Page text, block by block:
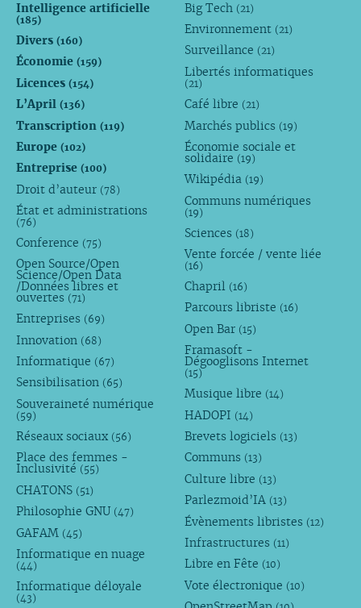
Intelligence artificielle
(185)
Divers (160)
Économie (159)
Licences (154)
L’April (136)
Transcription (119)
Europe (102)
Entreprise (100)
Droit d’auteur (78)
État et administrations
(76)
Conference (75)
Open Source/Open
Science/Open Data
/Données libres et
ouvertes (71)
Entreprises (69)
Innovation (68)
Informatique (67)
Sensibilisation (65)
Souveraineté numérique
(59)
Réseaux sociaux (56)
Place des femmes -
Inclusivité (55)
CHATONS (51)
Philosophie GNU (47)
GAFAM (45)
Informatique en nuage
(44)
Informatique déloyale
(43)
Big Tech (21)
Environnement (21)
Surveillance (21)
Libertés informatiques
(21)
Café libre (21)
Marchés publics (19)
Économie sociale et
solidaire (19)
Wikipédia (19)
Communs numériques
(19)
Sciences (18)
Vente forcée / vente liée
(16)
Chapril (16)
Parcours libriste (16)
Open Bar (15)
Framasoft -
Dégooglisons Internet
(15)
Musique libre (14)
HADOPI (14)
Brevets logiciels (13)
Communs (13)
Culture libre (13)
Parlezmoid’IA (13)
Évènements libristes (12)
Infrastructures (11)
Libre en Fête (10)
Vote électronique (10)